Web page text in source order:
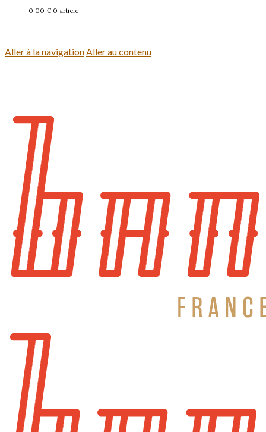
0,00 € 0 article
Aller à la navigationAller au contenu